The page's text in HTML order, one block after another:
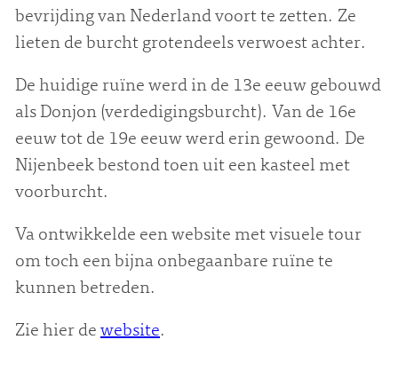
bevrijding van Nederland voort te zetten. Ze
lieten de burcht grotendeels verwoest achter.
De huidige ruïne werd in de 13e eeuw gebouwd
als Donjon (verdedigingsburcht). Van de 16e
eeuw tot de 19e eeuw werd erin gewoond. De
Nijenbeek bestond toen uit een kasteel met
voorburcht.
Va ontwikkelde een website met visuele tour
om toch een bijna onbegaanbare ruïne te
kunnen betreden.
Zie hier de website.